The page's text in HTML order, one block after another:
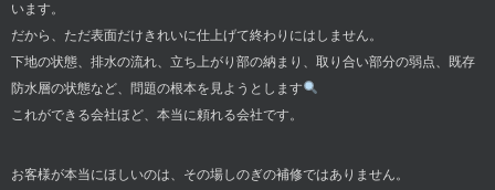
います。
だから、ただ表面だけきれいに仕上げて終わりにはしません。
下地の状態、排水の流れ、立ち上がり部の納まり、取り合い部分の弱点、既存
防水層の状態など、問題の根本を見ようとします
これができる会社ほど、本当に頼れる会社です。
お客様が本当にほしいのは、その場しのぎの補修ではありません。